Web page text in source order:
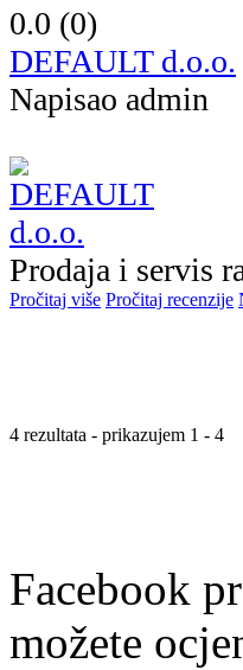
0.0 (0)
DEFAULT d.o.o.
Napisao
Prodaja i servis
Pročitaj više Pročitaj recenzije
4 rezultata - prikazujem 1 - 4
Facebook
možete